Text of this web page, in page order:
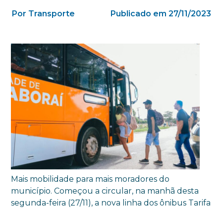
Por Transporte Publicado em 27/11/2023
Mais mobilidade para mais moradores do
município. Começou a circular, na manhã desta
segunda-feira (27/11), a nova linha dos ônibus Tarifa